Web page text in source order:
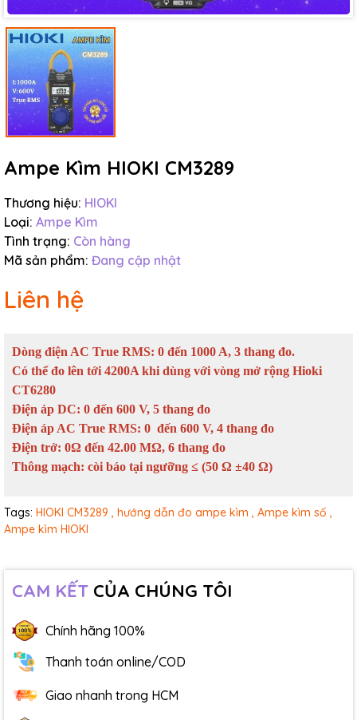
Ampe Kìm HIOKI CM3289
Thương hiệu: HIOKI
Loại: Ampe Kìm
Tình trạng: Còn hàng
Mã sản phẩm: Đang cập nhật
Liên hệ
Dòng điện AC True RMS: 0 đến 1000 A, 3 thang đo.
Có thể đo lên tới 4200A khi dùng với vòng mở rộng Hioki
CT6280
Điện áp DC: 0 đến 600 V, 5 thang đo
Điện áp AC True RMS: 0 đến 600 V, 4 thang đo
Điện trở: 0Ω đến 42.00 MΩ, 6 thang đo
Thông mạch: còi báo tại ngưỡng ≤ (50 Ω ±40 Ω)
Tags: HIOKI CM3289 , hướng dẫn đo ampe kìm , Ampe kìm số ,
Ampe kìm HIOKI
CAM KẾT CỦA CHÚNG TÔI
Chính hãng 100%
Thanh toán online/COD
Giao nhanh trong HCM
Mã giảm giá:
Ngày hết hạn: